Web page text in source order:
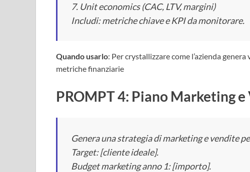
7. Unit economics (CAC, LTV, margini)
Includi: metriche chiave e KPI da monitorare.
Quando usarlo: Per crystallizzare come l’azienda genera
metriche finanziarie
PROMPT 4: Piano Marketing
Genera una strategia di marketing e vendite
Target: [cliente ideale].
Budget marketing anno 1: [importo].